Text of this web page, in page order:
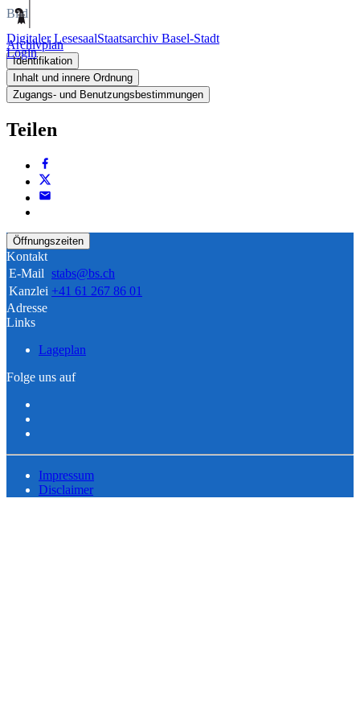
Digitaler LesesaalStaatsarchiv Basel-Stadt
Login
Bild
Archivplan
Identifikation
Inhalt und innere Ordnung
Zugangs- und Benutzungsbestimmungen
Teilen
Öffnungszeiten
Kontakt
E-Mail stabs@bs.ch
Kanzlei +41 61 267 86 01
Adresse
Links
Lageplan
Folge uns auf
Impressum
Disclaimer